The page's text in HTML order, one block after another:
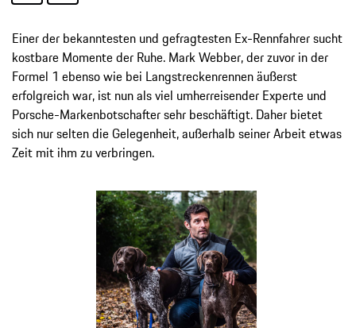
Einer der bekanntesten und gefragtesten Ex-Rennfahrer sucht
kostbare Momente der Ruhe. Mark Webber, der zuvor in der
Formel 1 ebenso wie bei Langstreckenrennen äußerst
erfolgreich war, ist nun als viel umherreisender Experte und
Porsche-Markenbotschafter sehr beschäftigt. Daher bietet
sich nur selten die Gelegenheit, außerhalb seiner Arbeit etwas
Zeit mit ihm zu verbringen.